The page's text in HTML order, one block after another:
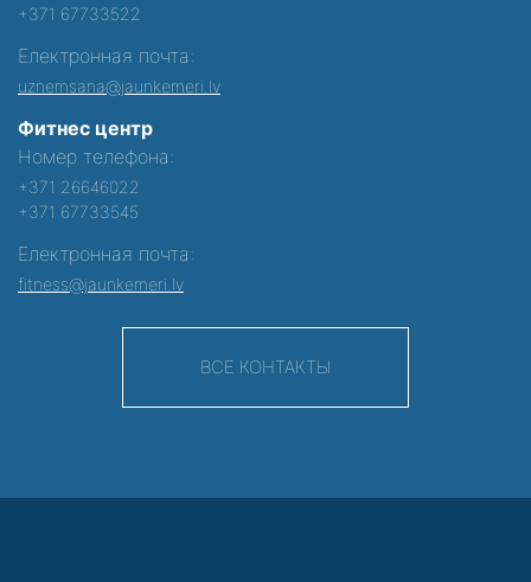
+371 67733522
Електронная почта:
uznemsana@jaunkemeri.lv
Фитнес центр
Номер телефона:
+371 26646022
+371 67733545
Електронная почта:
fitness@jaunkemeri.lv
ВСЕ КОНТАКТЫ